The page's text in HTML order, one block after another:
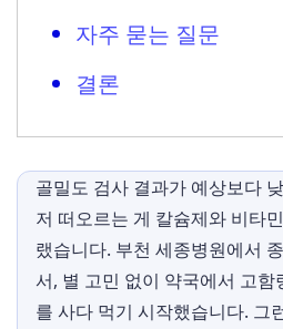
자주 묻는 질문
결론
골밀도 검사 결과가 예상보다
저 떠오르는 게 칼슘제와 비타
랬습니다. 부천 세종병원에서
서, 별 고민 없이 약국에서 고
를 사다 먹기 시작했습니다. 그